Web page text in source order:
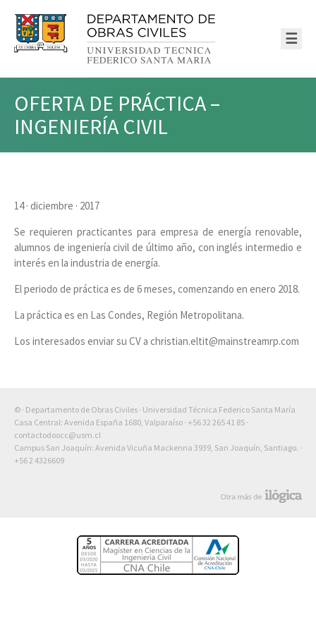
☰
OFERTA DE PRÁCTICA –
INGENIERÍA CIVIL
14 · diciembre · 2017
Se requieren practicantes para empresa de energía renovable,
alumnos de ingeniería civil de último año, con inglés intermedio e
interés en la industria de energía.
El periodo de práctica es de 6 meses, comenzando en enero 2018.
La práctica es en Las Condes, Región Metropolitana.
Los interesados enviar su CV a christian.eltit@mainstreamrp.com
© · Departamento de Obras Civiles · Universidad Técnica Federico Santa María
Casa Central: Avenida España 1680, Valparaíso · +56 32 265 41 85 ·
contactodoocc@usm.cl
Campus San Joaquín: Avenida Vicuña Mackenna 3939, San Joaquín, Santiago. ·
+56 2 4326609